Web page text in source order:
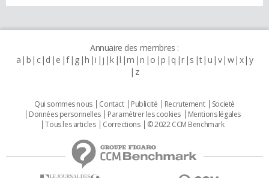
Annuaire des membres :
a b c d e f g h i j k l m n o p q r s t u v w x y
z
Qui sommes nous Contact Publicité Recrutement
Societé
Données personnelles
Paramétrer les cookies
Mentions légales
Tous les articles
Corrections © 2022 CCM Benchmark